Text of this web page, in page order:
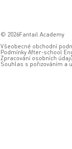
© 2026Fantail Academy
Všeobecné obchodní
Podmínky After-school
Zpracování osobních
Souhlas s pořizováním a